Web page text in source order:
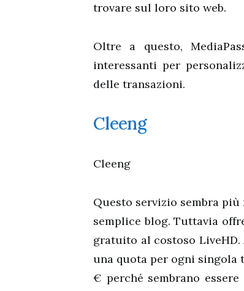
trovare sul loro sito web.
Oltre a questo,
interessanti per
delle transazioni.
Cleeng
Cleeng
Questo servizio sembra
semplice blog. Tuttavia
gratuito al costoso
una quota per ogni singola
€ perché sembrano